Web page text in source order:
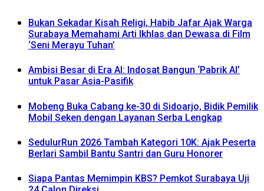
Bukan Sekadar Kisah Religi, Habib Jafar Ajak Warga
Surabaya Memahami Arti Ikhlas dan Dewasa di Film
‘Seni Merayu Tuhan’
Ambisi Besar di Era AI: Indosat Bangun ‘Pabrik AI’
untuk Pasar Asia-Pasifik
Mobeng Buka Cabang ke-30 di Sidoarjo, Bidik Pemilik
Mobil Seken dengan Layanan Serba Lengkap
SedulurRun 2026 Tambah Kategori 10K: Ajak Peserta
Berlari Sambil Bantu Santri dan Guru Honorer
Siapa Pantas Memimpin KBS? Pemkot Surabaya Uji